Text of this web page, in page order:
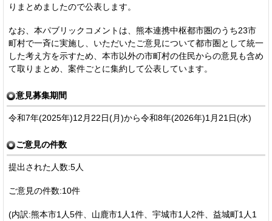
りまとめましたので公表します。
なお、本パブリックコメントは、熊本連携中枢都市圏のうち23市
町村で一斉に実施し、いただいたご意見について都市圏として統一
した考え方を示すため、本市以外の市町村の住民からの意見も含め
て取りまとめ、案件ごとに集約して公表しています。
意見募集期間
令和7年(2025年)12月22日(月)から令和8年(2026年)1月21日(水)
ご意見の件数
提出された人数:5人
ご意見の件数:10件
(内訳:熊本市1人5件、山鹿市1人1件、宇城市1人2件、益城町1人1